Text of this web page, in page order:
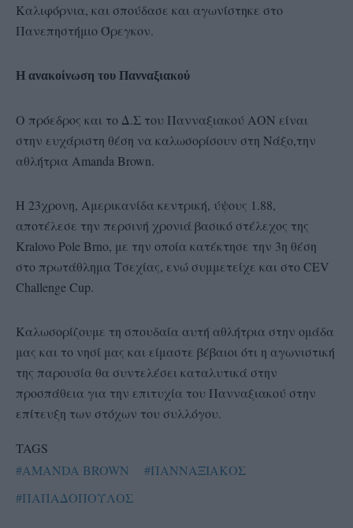
Καλιφόρνια, και σπούδασε και αγωνίστηκε στο
Πανεπηστήμιο Όρεγκον.
Η ανακοίνωση του Πανναξιακού
Ο πρόεδρος και το Δ.Σ του Πανναξιακού ΑΟΝ είναι
στην ευχάριστη θέση να καλωσορίσουν στη Νάξο,την
αθλήτρια Amanda Brown.
Η 23χρονη, Αμερικανίδα κεντρική, ύψους 1.88,
αποτέλεσε την περσινή χρονιά βασικό στέλεχος της
Kralovo Pole Brno, με την οποία κατέκτησε την 3η θέση
στο πρωτάθλημα Τσεχίας, ενώ συμμετείχε και στο CEV
Challenge Cup.
Καλωσορίζουμε τη σπουδαία αυτή αθλήτρια στην ομάδα
μας και το νησί μας και είμαστε βέβαιοι ότι η αγωνιστική
της παρουσία θα συντελέσει καταλυτικά στην
προσπάθεια για την επιτυχία του Πανναξιακού στην
επίτευξη των στόχων του συλλόγου.
TAGS
#AMANDA BROWN
#ΠΑΝΝΑΞΙΑΚΟΣ
#ΠΑΠΑΔΟΠΟΥΛΟΣ